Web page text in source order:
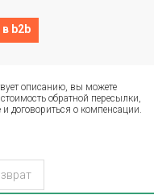
b2b
описанию, вы можете
обратной пересылки,
и договориться о компенсации.